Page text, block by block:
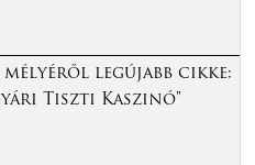
legújabb cikke:
Tiszti Kaszinó"